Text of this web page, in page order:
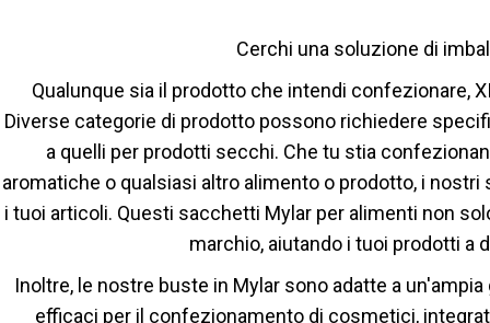
Cerchi una soluzione di
Qualunque sia il prodotto che intendi confezionare,
Diverse categorie di prodotto possono richiedere
a quelli per prodotti secchi. Che tu stia
aromatiche o qualsiasi altro alimento o prodotto, i
i tuoi articoli. Questi sacchetti Mylar per alimenti non
marchio, aiutando i tuoi prodotti a
Inoltre, le nostre buste in Mylar sono adatte a
efficaci per il confezionamento di cosmetici,